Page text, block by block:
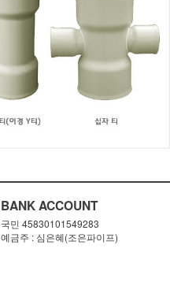
BANK ACCOUNT
국민 45830101549283
예금주 : 심은혜(조은파이프)